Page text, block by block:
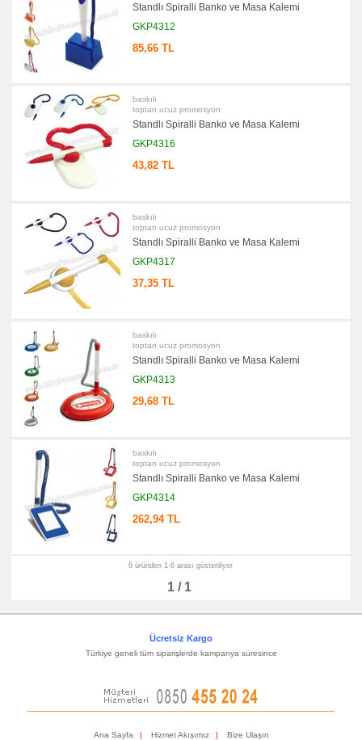
Standlı Spiralli Banko ve Masa Kalemi
GKP4312
85,66 TL
baskılı
toptan ucuz promosyon
Standlı Spiralli Banko ve Masa Kalemi
GKP4316
43,82 TL
baskılı
toptan ucuz promosyon
Standlı Spiralli Banko ve Masa Kalemi
GKP4317
37,35 TL
baskılı
toptan ucuz promosyon
Standlı Spiralli Banko ve Masa Kalemi
GKP4313
29,68 TL
baskılı
toptan ucuz promosyon
Standlı Spiralli Banko ve Masa Kalemi
GKP4314
262,94 TL
6 üründen 1-6 arası gösteriliyor
1 / 1
promosyon
Versatil
Kalem
promosyon
promosyon
Dokunmatik
Kalem
-
Touch
Pen
promosyon
Lazerli
Kalem
Çok
Fonksiyonlu
Kalem
promosyon
Banko
ve
Masa
Kalemi
Ürünleri
Gör
→
promosyon
Ajanda
Organizer
Termos
&
Bardak
promosyon
Geri
Dönüşümlü
Ürünler
Metre
Ücretsiz Kargo
Türkiye geneli tüm siparişlerde kampanya süresince
Ana Sayfa | Hizmet Akışımız | Bize Ulaşın